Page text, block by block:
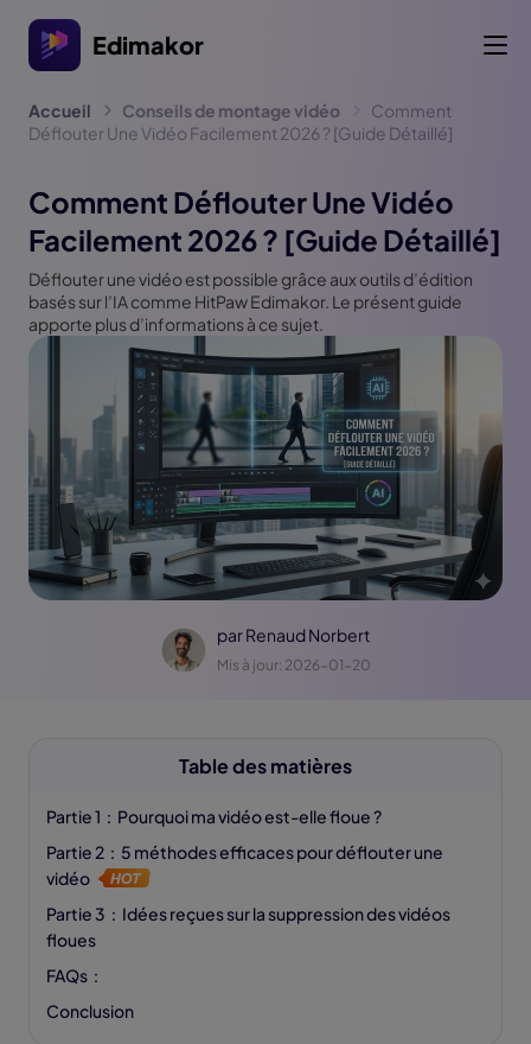
Edimakor
Accueil Conseils de montage vidéo
Comment
Déflouter Une Vidéo Facilement 2026 ? [Guide Détaillé]
Comment Déflouter Une Vidéo
Facilement 2026 ? [Guide Détaillé]
Déflouter une vidéo est possible grâce aux outils d’édition
basés sur l’IA comme HitPaw Edimakor. Le présent guide
apporte plus d’informations à ce sujet.
parRenaud Norbert
Mis à jour: 2026-01-20
Table des matières
Partie 1：Pourquoi ma vidéo est-elle floue ?
Partie 2：5 méthodes efficaces pour déflouter une
vidéo
Partie 3：Idées reçues sur la suppression des vidéos
floues
FAQs：
Conclusion